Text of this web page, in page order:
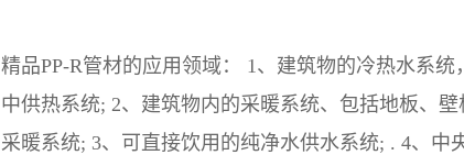
精品PP-R管材的应用领域： 1、建筑物的冷热水系统
中供热系统; 2、建筑物内的采暖系统、包括地板、壁
采暖系统; 3、可直接饮用的纯净水供水系统; . 4、中